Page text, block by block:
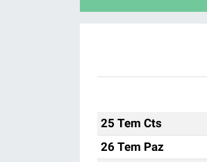
25 Tem Cts
26 Tem Paz